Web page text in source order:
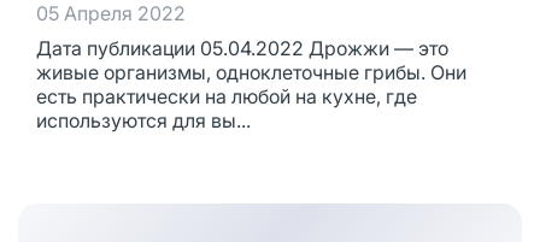
05 Апреля 2022
Дата публикации 05.04.2022 Дрожжи — это
живые организмы, одноклеточные грибы. Они
есть практически на любой на кухне, где
используются для вы...